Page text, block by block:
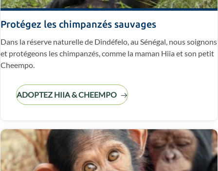
Protégez les chimpanzés sauvages
Dans la réserve naturelle de Dindéfelo, au Sénégal, nous soignons
et protégeons les chimpanzés, comme la maman Hiia et son petit
Cheempo.
ADOPTEZ HIIA & CHEEMPO